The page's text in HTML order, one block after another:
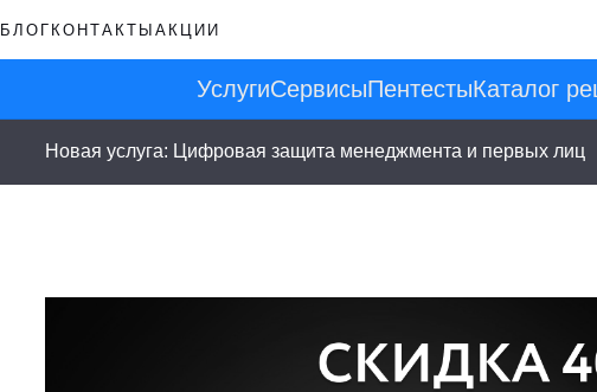
БЛОГ КОНТАКТЫ АКЦИИ
УслугиСервисыПентестыКаталог
Новая услуга: Цифровая защита менеджмента и первых лиц